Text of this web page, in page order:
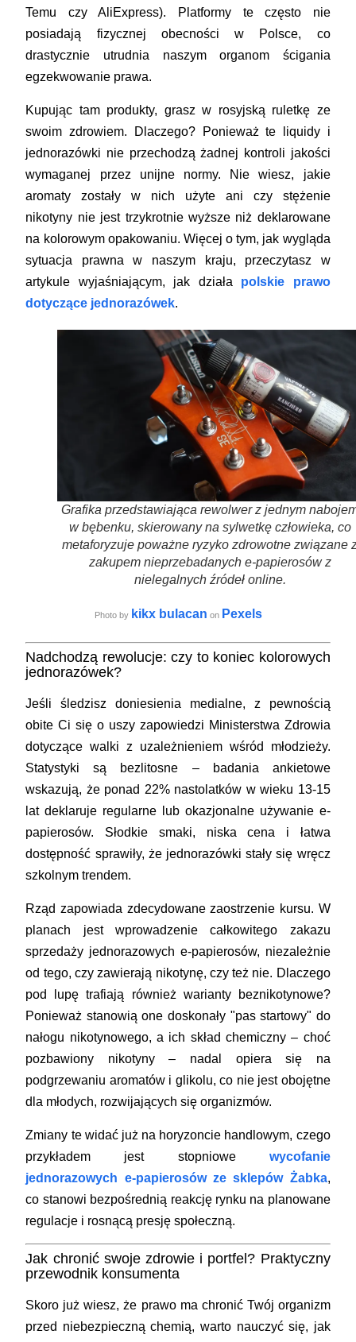
Temu czy AliExpress). Platformy te często nie
posiadają fizycznej obecności w Polsce, co
drastycznie utrudnia naszym organom ścigania
egzekwowanie prawa.
Kupując tam produkty, grasz w rosyjską ruletkę ze
swoim zdrowiem. Dlaczego? Ponieważ te liquidy i
jednorazówki nie przechodzą żadnej kontroli jakości
wymaganej przez unijne normy. Nie wiesz, jakie
aromaty zostały w nich użyte ani czy stężenie
nikotyny nie jest trzykrotnie wyższe niż deklarowane
na kolorowym opakowaniu. Więcej o tym, jak wygląda
sytuacja prawna w naszym kraju, przeczytasz w
artykule wyjaśniającym, jak działa polskie prawo
dotyczące jednorazówek.
Grafika przedstawiająca rewolwer z jednym
w bębenku, skierowany na sylwetkę człowieka, co
metaforyzuje poważne ryzyko zdrowotne związane
zakupem nieprzebadanych e-papierosów z
nielegalnych źródeł online.
Photo by kikx bulacan on Pexels
Nadchodzą rewolucje: czy to koniec kolorowych
jednorazówek?
Jeśli śledzisz doniesienia medialne, z pewnością
obite Ci się o uszy zapowiedzi Ministerstwa Zdrowia
dotyczące walki z uzależnieniem wśród młodzieży.
Statystyki są bezlitosne – badania ankietowe
wskazują, że ponad 22% nastolatków w wieku 13-15
lat deklaruje regularne lub okazjonalne używanie e-
papierosów. Słodkie smaki, niska cena i łatwa
dostępność sprawiły, że jednorazówki stały się wręcz
szkolnym trendem.
Rząd zapowiada zdecydowane zaostrzenie kursu. W
planach jest wprowadzenie całkowitego zakazu
sprzedaży jednorazowych e-papierosów, niezależnie
od tego, czy zawierają nikotynę, czy też nie. Dlaczego
pod lupę trafiają również warianty beznikotynowe?
Ponieważ stanowią one doskonały "pas startowy" do
nałogu nikotynowego, a ich skład chemiczny – choć
pozbawiony nikotyny – nadal opiera się na
podgrzewaniu aromatów i glikolu, co nie jest obojętne
dla młodych, rozwijających się organizmów.
Zmiany te widać już na horyzoncie handlowym, czego
przykładem jest stopniowe wycofanie
jednorazowych e-papierosów ze sklepów Żabka,
co stanowi bezpośrednią reakcję rynku na planowane
regulacje i rosnącą presję społeczną.
Jak chronić swoje zdrowie i portfel? Praktyczny
przewodnik konsumenta
Skoro już wiesz, że prawo ma chronić Twój organizm
przed niebezpieczną chemią, warto nauczyć się, jak